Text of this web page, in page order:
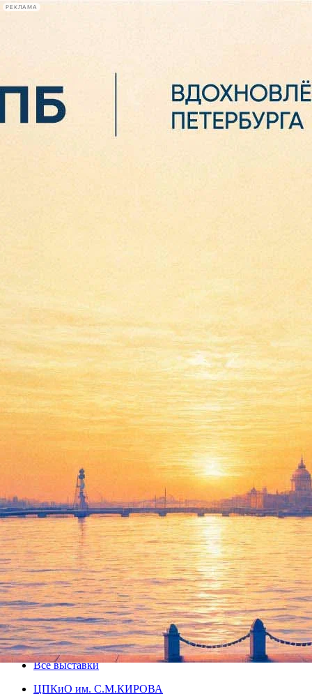
РЕКЛАМА
Сегодня:
2026.08.06
16:15
В ЦПКиО покажут историю
парка в фотографиях
13 июля 2017, четверг-31 августа 2017, четверг
Версия для печати
Все выставки
ЦПКиО им. С.М.КИРОВА